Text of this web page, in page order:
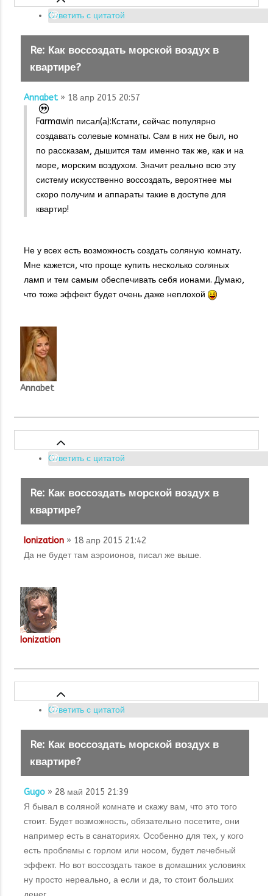
Ответить с цитатой
Re: Как воссоздать морской воздух в
квартире?
Annabet» 18 апр 2015 20:57
Farmawin писал(а):Кстати, сейчас популярно
создавать солевые комнаты. Сам в них не был, но
по рассказам, дышится там именно так же, как и на
море, морским воздухом. Значит реально всю эту
систему искусственно воссоздать, вероятнее мы
скоро получим и аппараты такие в доступе для
квартир!
Не у всех есть возможность создать соляную комнату.
Мне кажется, что проще купить несколько соляных
ламп и тем самым обеспечивать себя ионами. Думаю,
что тоже эффект будет очень даже неплохой
Annabet
Ответить с цитатой
Re: Как воссоздать морской воздух в
квартире?
Ionization » 18 апр 2015 21:42
Да не будет там аэроионов, писал же выше.
Ionization
Ответить с цитатой
Re: Как воссоздать морской воздух в
квартире?
Gugo » 28 май 2015 21:39
Я бывал в соляной комнате и скажу вам, что это того
стоит. Будет возможность, обязательно посетите, они
например есть в санаториях. Особенно для тех, у кого
есть проблемы с горлом или носом, будет лечебный
эффект. Но вот воссоздать такое в домашних условиях
ну просто нереально, а если и да, то стоит больших